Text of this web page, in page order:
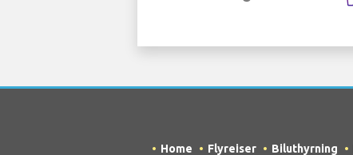
Home Flyreiser Biluthyrning